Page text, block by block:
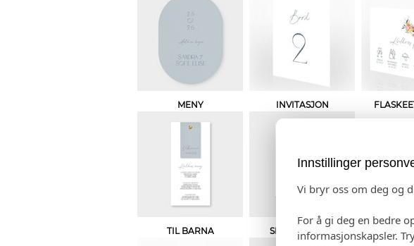
MENY INVITASJON
TIL BARNA SPESIALHEFTE
Innstillinger
Vi bryr oss om deg og
For å gi deg en bedre
informasjonskapsler.